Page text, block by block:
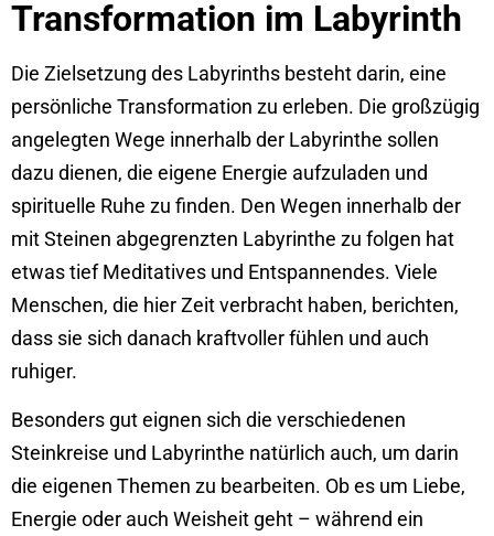
Transformation im Labyrinth
Die Zielsetzung des Labyrinths besteht darin, eine
persönliche Transformation zu erleben. Die großzügig
angelegten Wege innerhalb der Labyrinthe sollen
dazu dienen, die eigene Energie aufzuladen und
spirituelle Ruhe zu finden. Den Wegen innerhalb der
mit Steinen abgegrenzten Labyrinthe zu folgen hat
etwas tief Meditatives und Entspannendes. Viele
Menschen, die hier Zeit verbracht haben, berichten,
dass sie sich danach kraftvoller fühlen und auch
ruhiger.
Besonders gut eignen sich die verschiedenen
Steinkreise und Labyrinthe natürlich auch, um darin
die eigenen Themen zu bearbeiten. Ob es um Liebe,
Energie oder auch Weisheit geht – während ein